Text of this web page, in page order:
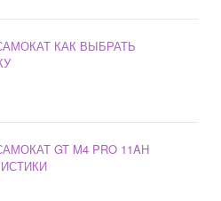
КАК ВЫБРАТЬ
GT M4 PRO 11AH